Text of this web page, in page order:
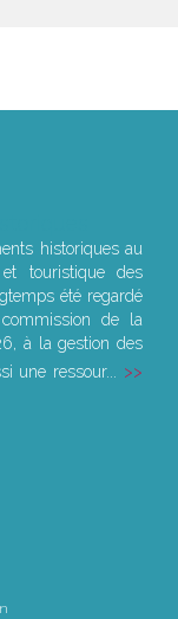
historiques au
touristique des
été regardé
de la
à la gestion des
une ressour...